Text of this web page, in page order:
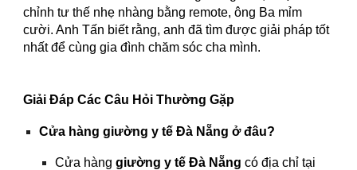
chỉnh tư thế nhẹ nhàng bằng remote, ông Ba mỉm
cười. Anh Tấn biết rằng, anh đã tìm được giải pháp tốt
nhất để cùng gia đình chăm sóc cha mình.
Giải Đáp Các Câu Hỏi Thường Gặp
Cửa hàng giường y tế Đà Nẵng ở đâu?
Cửa hànggiường y tế Đà Nẵng có địa chỉ tại